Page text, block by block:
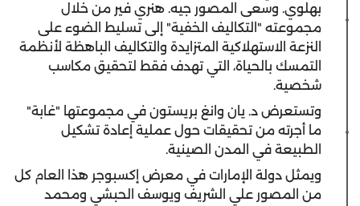
بهلوي. وسعى المصور جيه. هنري فير من خلال
مجموعته "التكاليف الخفية" إلى تسليط الضوء على
النزعة الاستهلاكية المتزايدة والتكاليف الباهظة لأنظمة
التمسك بالحياة، التي تهدف فقط لتحقيق مكاسب
شخصية.
وتستعرض د. يان وانغ بريستون في مجموعتها "غابة"
ما أجرته من تحقيقات حول عملية إعادة تشكيل
الطبيعة في المدن الصينية.
ويمثل دولة الإمارات في معرض إكسبوجر هذا العام كل
من المصور علي الشريف ويوسف الحبشي ومحمد